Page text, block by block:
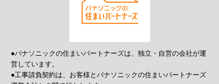
●パナソニックの住まいパートナーズは、独立・自営の会社が運
営しています。
●工事請負契約は、お客様とパナソニックの住まいパートナーズ